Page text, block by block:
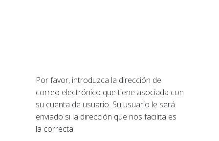
Por favor, introduzca la dirección de
correo electrónico que tiene asociada con
su cuenta de usuario. Su usuario le será
enviado si la dirección que nos facilita es
la correcta.